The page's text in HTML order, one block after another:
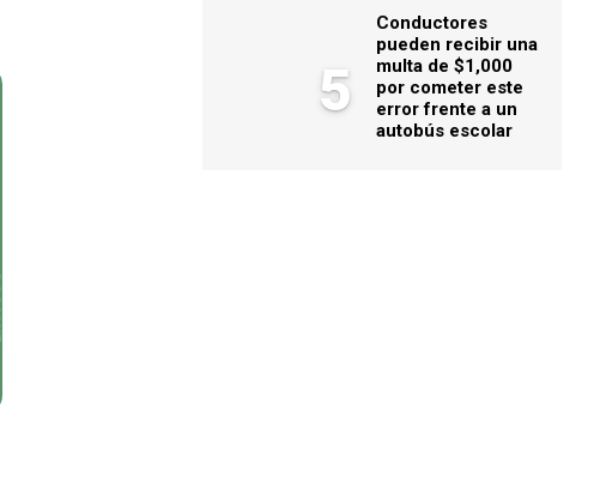
5
Conductores
pueden recibir una
multa de $1,000
por cometer este
error frente a un
autobús escolar